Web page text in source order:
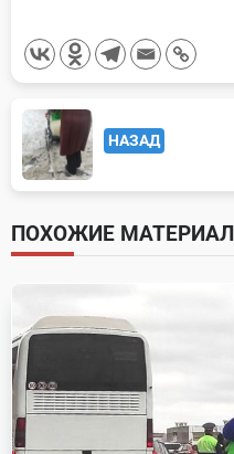
<span
class="nav-
subtitle
screen-
reader-
text">Page</span>
НАЗАД
ПОХОЖИЕ